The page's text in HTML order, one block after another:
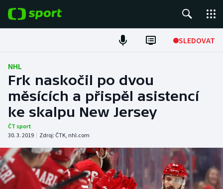
SLEDOVAT
Fotbal
Hokej
Tenis
Atletika
Cyklistika
DALŠÍ SPORTY
NHL
Frk naskočil po dvou
měsících a přispěl asistencí
ke skalpu New Jersey
ČT sport
30. 3. 2019 | Zdroj: ČTK, nhl.com